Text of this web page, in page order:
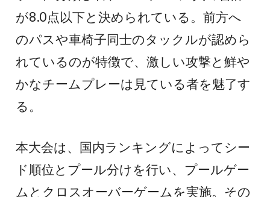
が8.0点以下と決められている。前方へ
のパスや車椅子同士のタックルが認めら
れているのが特徴で、激しい攻撃と鮮や
かなチームプレーは見ている者を魅了す
る。
本大会は、国内ランキングによってシー
ド順位とプール分けを行い、プールゲー
ムとクロスオーバーゲームを実施。その